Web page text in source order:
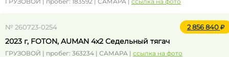
№ 260723-0254 2 856 840
2023 г, FOTON, AUMAN 4x2 Седельный тягач
ГРУЗОВОЙ | пробег: 363234 | САМАРА | ссылка на фото